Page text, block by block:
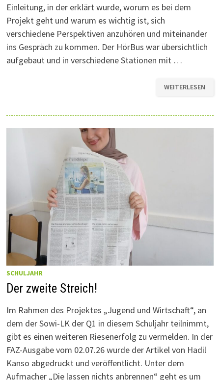
Einleitung, in der erklärt wurde, worum es bei dem
Projekt geht und warum es wichtig ist, sich
verschiedene Perspektiven anzuhören und miteinander
ins Gespräch zu kommen. Der HörBus war übersichtlich
aufgebaut und in verschiedene Stationen mit …
MACHT
EINDRÜCKE
DEM
WEITERLESEN
SCHULJAHR
Der zweite Streich!
Im Rahmen des Projektes „Jugend und Wirtschaft“, an
dem der Sowi-LK der Q1 in diesem Schuljahr teilnimmt,
gibt es einen weiteren Riesenerfolg zu vermelden. In der
FAZ-Ausgabe vom 02.07.26 wurde der Artikel von Hadil
Kanso abgedruckt und veröffentlicht. Unter dem
Aufmacher „Die lassen nichts anbrennen“ geht es um